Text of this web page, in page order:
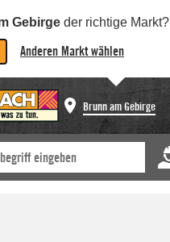
Gebirge der richtige Markt?
Anderen Markt wählen
Brunn am Gebirge